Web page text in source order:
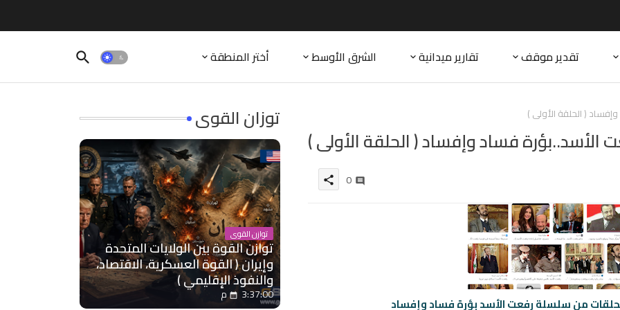
تقدير موقف تقارير ميدانية الشرق الأوسط أختر المنطقة
( الحلقة الأولى )
الأسد..بؤرة فساد وإفساد ( الحلقة الأولى )
0
share
من سلسلة رفعت الأسد بؤرة فساد وإفساد
توزان القوى
توازن القوى
توازن القوة بين الولايات المتحدة
وإيران ( القوة العسكرية، الاقتصاد،
والنفوذ الإقليمي )
3:37:00 م